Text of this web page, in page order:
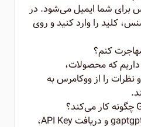
برای شما ایمیل می‌شود. در
کلید را وارد کنید و روی
کنم؟
داریم که محصولات،
را از ووکامرس به
با ثبت‌نام در سایت gaptgpt.app و دریافت API Key،